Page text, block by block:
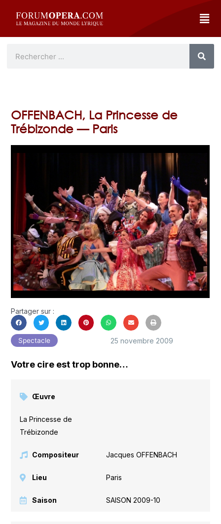
OFFENBACH, La Princesse de
Trébizonde — Paris
Partager sur :
Spectacle 25 novembre 2009
Votre cire est trop bonne…
Œuvre
La Princesse de
Trébizonde
Compositeur Jacques OFFENBACH
Lieu Paris
Saison SAISON 2009-10